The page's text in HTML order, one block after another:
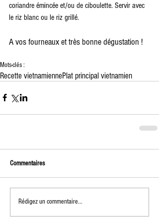
coriandre émincée et/ou de ciboulette. Servir avec
le riz blanc ou le riz grillé.
A vos fourneaux et très bonne dégustation !
Mots-clés :
Recette vietnamiennePlat principal vietnamien
Commentaires
Rédigez un commentaire...